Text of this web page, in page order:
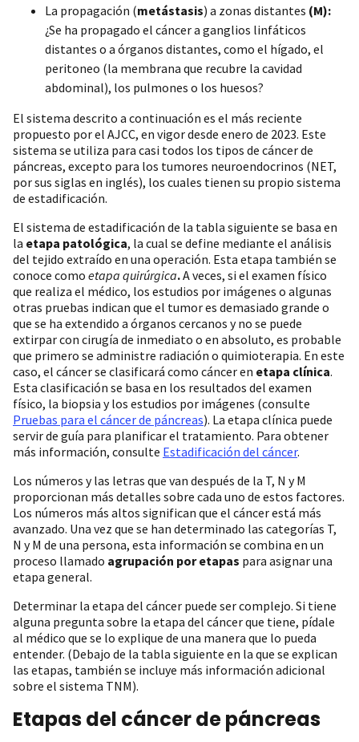
La propagación (metástasis) a zonas distantes (M):
¿Se ha propagado el cáncer a ganglios linfáticos
distantes o a órganos distantes, como el hígado, el
peritoneo (la membrana que recubre la cavidad
abdominal), los pulmones o los huesos?
El sistema descrito a continuación es el más reciente
propuesto por el AJCC, en vigor desde enero de 2023. Este
sistema se utiliza para casi todos los tipos de cáncer de
páncreas, excepto para los tumores neuroendocrinos (NET,
por sus siglas en inglés), los cuales tienen su propio sistema
de estadificación.
El sistema de estadificación de la tabla siguiente se basa en
la etapa patológica, la cual se define mediante el análisis
del tejido extraído en una operación. Esta etapa también se
conoce como etapa quirúrgica.A veces, si el examen físico
que realiza el médico, los estudios por imágenes o algunas
otras pruebas indican que el tumor es demasiado grande o
que se ha extendido a órganos cercanos y no se puede
extirpar con cirugía de inmediato o en absoluto, es probable
que primero se administre radiación o quimioterapia. En este
caso, el cáncer se clasificará como cáncer en etapa clínica.
Esta clasificación se basa en los resultados del examen
físico, la biopsia y los estudios por imágenes (consulte
Pruebas para el cáncer de páncreas). La etapa clínica puede
servir de guía para planificar el tratamiento. Para obtener
más información, consulte Estadificación del cáncer.
Los números y las letras que van después de la T, N y M
proporcionan más detalles sobre cada uno de estos factores.
Los números más altos significan que el cáncer está más
avanzado. Una vez que se han determinado las categorías T,
N y M de una persona, esta información se combina en un
proceso llamado agrupación por etapas para asignar una
etapa general.
Determinar la etapa del cáncer puede ser complejo. Si tiene
alguna pregunta sobre la etapa del cáncer que tiene, pídale
al médico que se lo explique de una manera que lo pueda
entender. (Debajo de la tabla siguiente en la que se explican
las etapas, también se incluye más información adicional
sobre el sistema TNM).
Etapas del cáncer de páncreas